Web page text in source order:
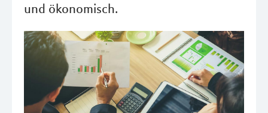
und ökonomisch.